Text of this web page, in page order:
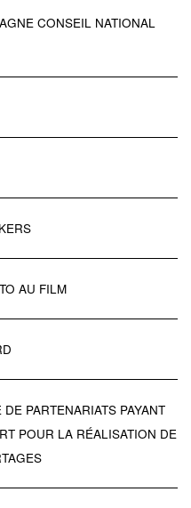
CONSEIL NATIONAL
AU FILM
PARTENARIATS PAYANT
POUR LA RÉALISATION DE